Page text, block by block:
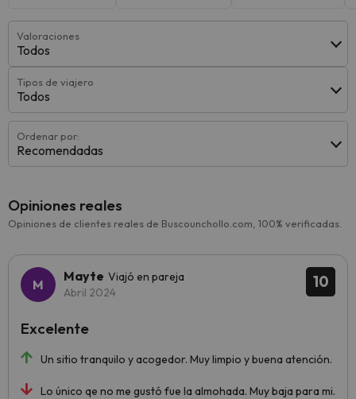
Valoraciones
Todos
Tipos de viajero
Todos
Ordenar por:
Recomendadas
Opiniones reales
Opiniones de clientes reales de Buscounchollo.com, 100% verificadas.
10
Mayte Viajó en pareja
Abril 2024
Un sitio tranquilo y acogedor. Muy limpio y buena atención.
Lo único qe no me gustó fue la almohada. Muy baja para mi.
Excelente